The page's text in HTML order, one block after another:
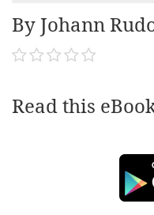
By Johann
Read this